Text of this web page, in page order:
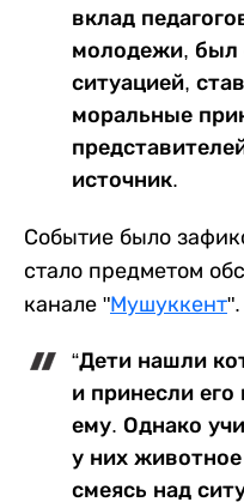
вклад
молодежи, был
ситуацией,
моральные
источник.
Событие было
стало предметом
канале "Мушуккент".
“Дети нашли
и принесли его
ему. Однако
у них
смеясь над